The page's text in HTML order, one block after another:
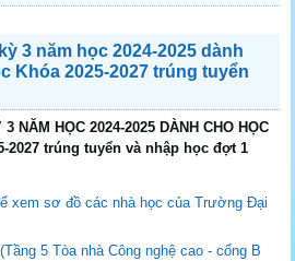
3 năm học 2024-2025 dành
Khóa 2025-2027 trúng tuyển
NĂM HỌC 2024-2025 DÀNH CHO HỌC
2027 trúng tuyển và nhập học đợt 1
xem sơ đồ các nhà học của Trường Đại
5 Tòa nhà Công nghệ cao - cổng B